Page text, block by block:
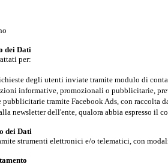
dei Dati
per:
degli utenti inviate tramite modulo di
informative, promozionali o pubblicitarie,
pubblicitarie tramite Facebook Ads, con raccolta
newsletter dell'ente, qualora abbia espresso il
dei Dati
strumenti elettronici e/o telematici, con